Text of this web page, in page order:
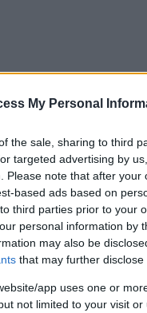
My Personal
the sale, sharing to third
targeted advertising by
Please note that after
based ads based on
third parties prior to your
personal information by
may also be
that may further
app uses one or
not limited to your visit